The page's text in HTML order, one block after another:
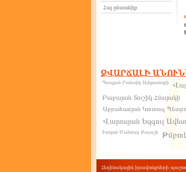
Հայ ընտանիք
ԶՎԱՐՃԱԼԻ
Պապյան Րանտիկ Ալեքսանդրի
Բաբայան Տուշիկ Հմայակի
Աբրահամյան Կուտուզ
Վարոսյան Եզգուլ
Իբոյան Մահմադ Քալաշի
Գալոյան Ախթալինա
Հեղինակային իրավունքների